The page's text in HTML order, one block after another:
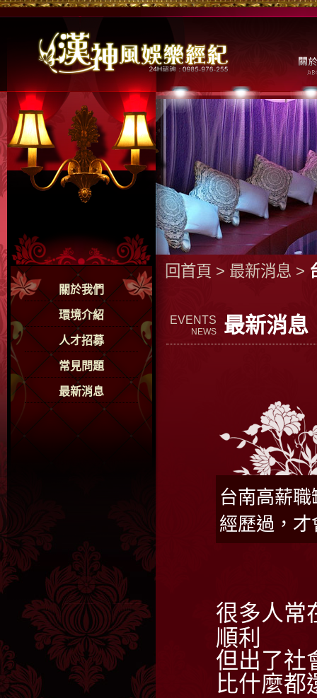
關於我們
環境介紹
人才招募
常見問題
最新消息
回首頁 > 最新消息 >
EVENTS
NEWS 最新消息
台南高薪
經歷過，
很多人常
順利
但出了社
比什麼都